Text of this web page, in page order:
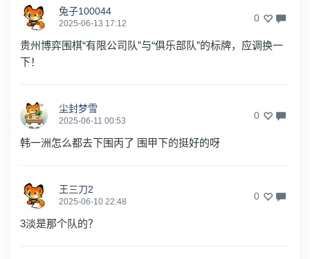
兔子100044
2025-06-13 17:12 0
贵州博弈围棋“有限公司队”与“俱乐部队”的标牌，应调换一
下！
尘封梦雪
2025-06-11 00:53 0
韩一洲怎么都去下围丙了 围甲下的挺好的呀
王三刀2
2025-06-10 22:48 0
3淡是那个队的？